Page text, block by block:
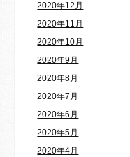
2020年12月
2020年11月
2020年10月
2020年9月
2020年8月
2020年7月
2020年6月
2020年5月
2020年4月